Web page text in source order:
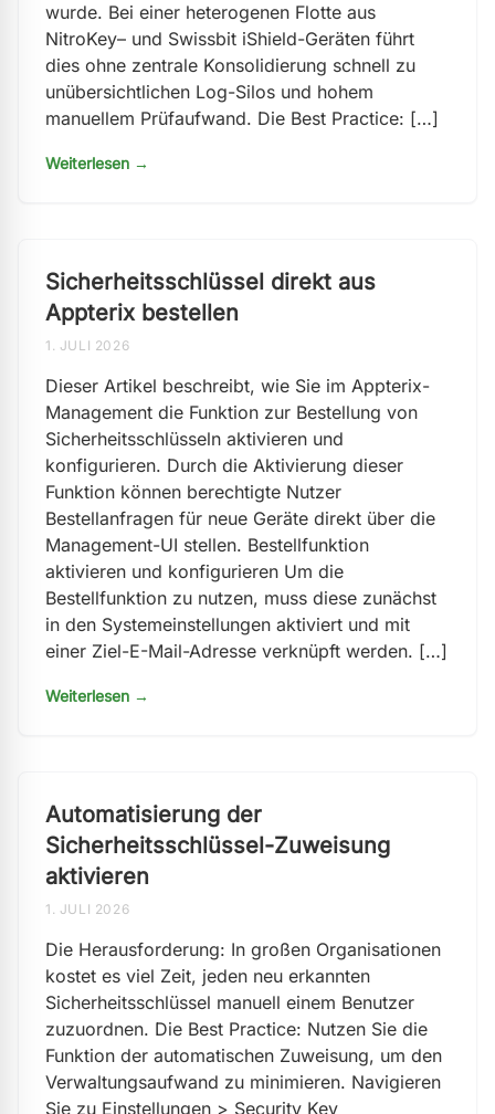
wurde. Bei einer heterogenen Flotte aus
NitroKey– und Swissbit iShield-Geräten führt
dies ohne zentrale Konsolidierung schnell zu
unübersichtlichen Log-Silos und hohem
manuellem Prüfaufwand. Die Best Practice: […]
Weiterlesen →
Sicherheitsschlüssel direkt aus
Appterix bestellen
1. JULI 2026
Dieser Artikel beschreibt, wie Sie im Appterix-
Management die Funktion zur Bestellung von
Sicherheitsschlüsseln aktivieren und
konfigurieren. Durch die Aktivierung dieser
Funktion können berechtigte Nutzer
Bestellanfragen für neue Geräte direkt über die
Management-UI stellen. Bestellfunktion
aktivieren und konfigurieren Um die
Bestellfunktion zu nutzen, muss diese zunächst
in den Systemeinstellungen aktiviert und mit
einer Ziel-E-Mail-Adresse verknüpft werden. […]
Weiterlesen →
Automatisierung der
Sicherheitsschlüssel-Zuweisung
aktivieren
1. JULI 2026
Die Herausforderung: In großen Organisationen
kostet es viel Zeit, jeden neu erkannten
Sicherheitsschlüssel manuell einem Benutzer
zuzuordnen. Die Best Practice: Nutzen Sie die
Funktion der automatischen Zuweisung, um den
Verwaltungsaufwand zu minimieren. Navigieren
Sie zu Einstellungen > Security Key